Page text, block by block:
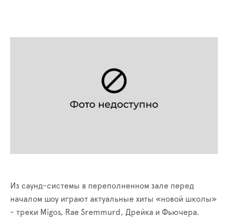
Из саунд-системы в переполненном зале перед
началом шоу играют актуальные хиты «новой школы»
- треки Migos, Rae Sremmurd, Дрейка и Фьючера.